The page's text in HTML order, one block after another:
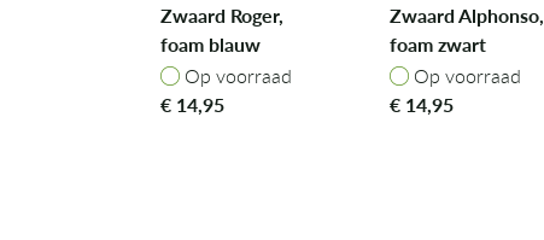
Zwaard Roger,
foam blauw
Op voorraad
Op voorraad
€ 14,95
Zwaard Alphonso,
foam zwart
Op voorraad
Op voorraad
€ 14,95